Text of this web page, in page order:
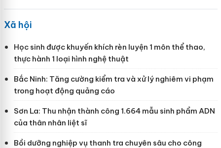
Xã hội
Học sinh được khuyến khích rèn luyện 1 môn thể thao,
thực hành 1 loại hình nghệ thuật
Bắc Ninh: Tăng cường kiểm tra và xử lý nghiêm vi phạm
trong hoạt động quảng cáo
Sơn La: Thu nhận thành công 1.664 mẫu sinh phẩm ADN
của thân nhân liệt sĩ
Bồi dưỡng nghiệp vụ thanh tra chuyên sâu cho công